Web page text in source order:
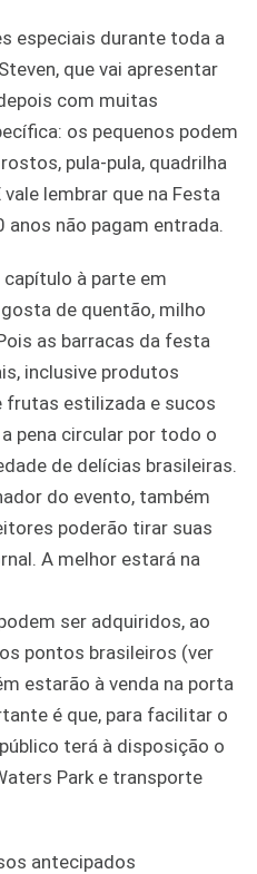
especiais durante toda a
que vai apresentar
com muitas
os pequenos podem
pula-pula, quadrilha
lembrar que na Festa
anos não pagam entrada.
à parte em
de quentão, milho
as barracas da festa
inclusive produtos
frutas estilizada e sucos
pena circular por todo o
de delícias brasileiras.
do evento, também
poderão tirar suas
A melhor estará na
ser adquiridos, ao
pontos brasileiros (ver
estarão à venda na porta
é que, para facilitar o
terá à disposição o
Park e transporte
antecipados